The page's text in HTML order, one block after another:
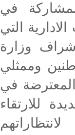
اجال المشاركة في
التي
وزارة
وممثلي
في
للارتقاء